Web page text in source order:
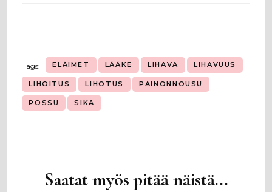
Tags: ELÄIMET LÄÄKE LIHAVA LIHAVUUS
LIHOITUS LIHOTUS PAINONNOUSU
POSSU SIKA
Artikkelien
Saatat myös pitää näistä...